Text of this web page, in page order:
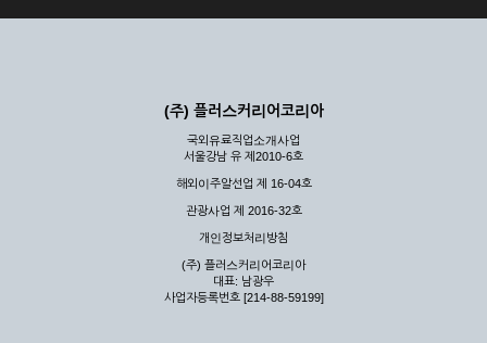
(주) 플러스커리어코리아
국외유료직업소개사업
서울강남 유 제2010-6호
해외이주알선업 제 16-04호
관광사업 제 2016-32호
개인정보처리방침
(주) 플러스커리어코리아
대표: 남광우
사업자등록번호 [214-88-59199]